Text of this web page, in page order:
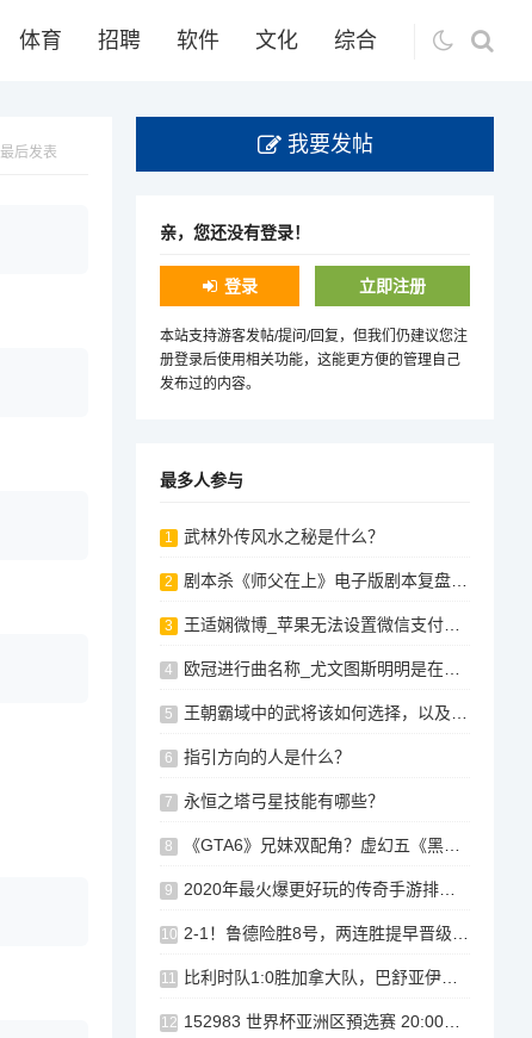
体育 招聘 软件 文化 综合
最后发表 我要发帖
亲，您还没有登录！
登录 立即注册
本站支持游客发帖/提问/回复，但我们仍建议您注
册登录后使用相关功能，这能更方便的管理自己
发布过的内容。
最多人参与
1 武林外传风水之秘是什么？
2 剧本杀《师父在上》电子版剧本复盘+剧透谜底推凶线索
3 王适娴微博_苹果无法设置微信支付，王适娴微博，微信支付未被苹果支持，王适娴微博显示无法设置微信支付，王适娴微博提示微信支付未被苹果支持，王适娴微博提示微信支付未被苹果支持，王适娴微博提示微信支付未被苹果支持
4 欧冠进行曲名称_尤文图斯明明是在都灵，为什么不叫都灵FC之类的，而是叫尤文图斯
5 王朝霸域中的武将该如何选择，以及如何充分利用他们的攻略？，王朝霸域，如何选择和利用武将的攻略策略，王朝霸域，选择与利用武将的攻略策略，王朝霸域，选将与攻略策略探析，揭秘王朝霸域，选将、攻略与策略探析
6 指引方向的人是什么？
7 永恒之塔弓星技能有哪些？
8 《GTA6》兄妹双配角？虚幻五《黑客帝国》PC免费下载！两款游戏免费领！
9 2020年最火爆更好玩的传奇手游排行榜-3011游戏
10 2-1！鲁德险胜8号，两连胜提早晋级四强，送出纳达尔，鲁德强势逆袭纳达尔晋级四强两连胜提前夺冠
11 比利时队1:0胜加拿大队，巴舒亚伊立功，比利时战胜加拿大，比利时队战胜加拿大，巴舒亚伊独揽金靴，比利时VS加拿大，进球球员和球衣号，比利时在对阵加拿大的比赛中取得了1-0的胜利。
12 152983 世界杯亚洲区預选赛 20:00，2022年世界杯亚洲区预选赛 - 今晚15:00的比赛预告，2022世界杯亚洲区预选赛赛事直播，今晚15点，亚洲区出线热门对决，2022世界杯亚洲区预选赛今夜精彩对决！，2022世界杯亚洲区预选赛今夜谁将迎战？152983为您带来20:00比赛预告，今晚15点，2022世界杯亚洲区预选赛实时直播，亚洲区热门对决即将上演！